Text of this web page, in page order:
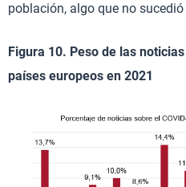
población, algo que no
Figura 10. Peso de las
países europeos en 2021